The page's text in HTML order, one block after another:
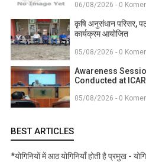
06/08/2026 - 0
कृषि अनुसंधान परिसर,
कार्यक्रम आयोजित
05/08/2026 - 0
Awareness
Conducted at
05/08/2026 - 0
BEST ARTICLES
*योगिनियों में आठ योगिनियाँ होती है प्रमुख -